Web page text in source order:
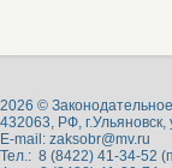
2026 ©
432063, РФ,
E-mail: zaksobr@mv.ru
Тел.: 8 (8422) 41-34-52